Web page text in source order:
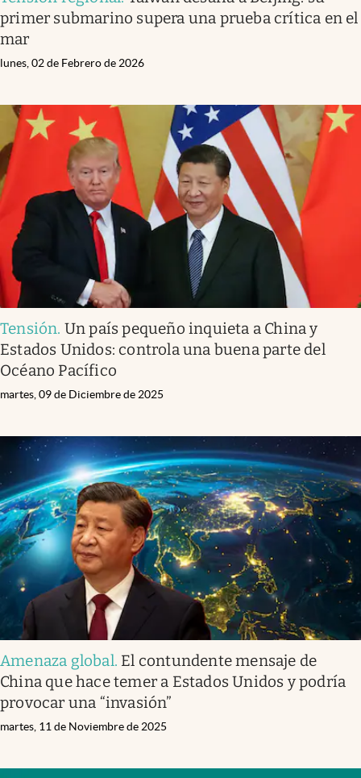
primer submarino supera una prueba crítica en el
mar
lunes, 02 de Febrero de 2026
Tensión. Un país pequeño inquieta a China y
Estados Unidos: controla una buena parte del
Océano Pacífico
martes, 09 de Diciembre de 2025
Amenaza global. El contundente mensaje de
China que hace temer a Estados Unidos y podría
provocar una “invasión”
martes, 11 de Noviembre de 2025